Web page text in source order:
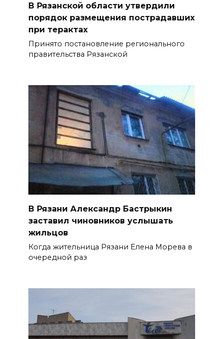
В Рязанской области утвердили
порядок размещения пострадавших
при терактах
Принято постановление регионального
правительства Рязанской
В Рязани Александр Бастрыкин
заставил чиновников услышать
жильцов
Когда жительница Рязани Елена Морева в
очередной раз